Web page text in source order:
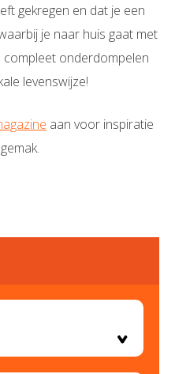
gekregen en dat je een
je naar huis gaat met
onderdompelen
levenswijze!
aan voor inspiratie